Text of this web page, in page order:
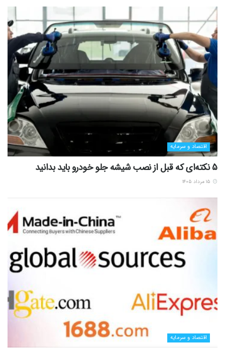
اقتصاد و سرمایه
5 نکته‌ای که قبل از نصب شیشه جلو خودرو باید بدانید
اقتصاد و سرمایه